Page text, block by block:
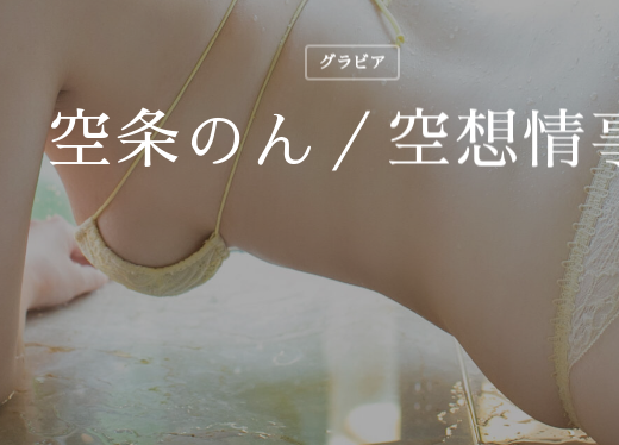
グラビア
空条のん／空想情